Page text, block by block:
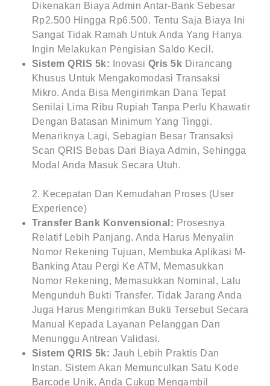
Dikenakan Biaya Admin Antar-Bank Sebesar
Rp2.500 Hingga Rp6.500. Tentu Saja Biaya Ini
Sangat Tidak Ramah Untuk Anda Yang Hanya
Ingin Melakukan Pengisian Saldo Kecil.
Sistem QRIS 5k: Inovasi Qris 5k Dirancang
Khusus Untuk Mengakomodasi Transaksi
Mikro. Anda Bisa Mengirimkan Dana Tepat
Senilai Lima Ribu Rupiah Tanpa Perlu Khawatir
Dengan Batasan Minimum Yang Tinggi.
Menariknya Lagi, Sebagian Besar Transaksi
Scan QRIS Bebas Dari Biaya Admin, Sehingga
Modal Anda Masuk Secara Utuh.
2. Kecepatan Dan Kemudahan Proses (User
Experience)
Transfer Bank Konvensional: Prosesnya
Relatif Lebih Panjang. Anda Harus Menyalin
Nomor Rekening Tujuan, Membuka Aplikasi M-
Banking Atau Pergi Ke ATM, Memasukkan
Nomor Rekening, Memasukkan Nominal, Lalu
Mengunduh Bukti Transfer. Tidak Jarang Anda
Juga Harus Mengirimkan Bukti Tersebut Secara
Manual Kepada Layanan Pelanggan Dan
Menunggu Antrean Validasi.
Sistem QRIS 5k: Jauh Lebih Praktis Dan
Instan. Sistem Akan Memunculkan Satu Kode
Barcode Unik. Anda Cukup Mengambil